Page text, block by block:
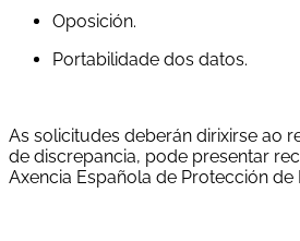
Oposición.
Portabilidade dos datos.
As solicitudes deberán dirixirse ao
de discrepancia, pode presentar
Axencia Española de Protección de